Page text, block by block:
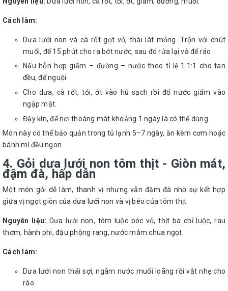
Cách làm:
Dưa lưới non và cà rốt gọt vỏ, thái lát mỏng. Trộn với chút
muối, để 15 phút cho ra bớt nước, sau đó rửa lại và để ráo.
Nấu hỗn hợp giấm – đường – nước theo tỉ lệ 1:1:1 cho tan
đều, để nguội.
Cho dưa, cà rốt, tỏi, ớt vào hũ sạch rồi đổ nước giấm vào
ngập mặt.
Đậy kín, để nơi thoáng mát khoảng 1 ngày là có thể dùng.
Món này có thể bảo quản trong tủ lạnh 5–7 ngày, ăn kèm cơm hoặc
bánh mì đều ngon.
4. Gỏi dưa lưới non tôm thịt - Giòn mát,
đậm đà, hấp dẫn
Một món gỏi dễ làm, thanh vị nhưng vẫn đậm đà nhờ sự kết hợp
giữa vị ngọt giòn của dưa lưới non và vị béo của tôm thịt.
Nguyên liệu: Dưa lưới non, tôm luộc bóc vỏ, thịt ba chỉ luộc, rau
thơm, hành phi, đậu phộng rang, nước mắm chua ngọt.
Cách làm:
Dưa lưới non thái sợi, ngâm nước muối loãng rồi vắt nhẹ cho
ráo.